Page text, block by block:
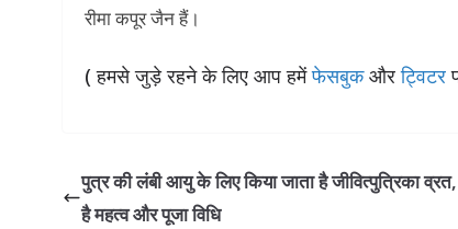
रीमा कपूर जैन हैं।
( हमसे जुड़े रहने के लिए आप हमेंफेसबुकऔरट्विटर
पुत्र की लंबी आयु के लिए किया जाता है जीवित्पुत्रिका
है महत्व और पूजा विधि